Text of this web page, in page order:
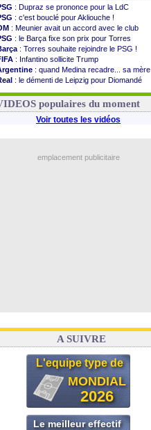
: Dupraz se prononce pour la LdC
: c'est bouclé pour Akliouche !
: Meunier avait un accord avec le club
: le Barça fixe son prix pour Torres
: Torres souhaite rejoindre le PSG !
: Infantino sollicite Trump
: quand Medina recadre... sa mère
: le démenti de Leipzig pour Diomandé
: le conseiller d'Infantino démissionne !
populaires du moment
Voir toutes les vidéos
emplacement publicitaire
A SUIVRE
L'equipe type de
MONDIAL
2026
Le meilleur effectif